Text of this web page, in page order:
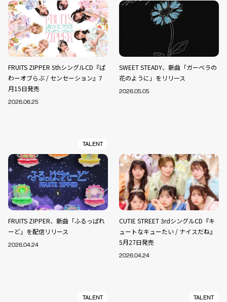
FRUITS ZIPPER 5thシングルCD『ぱ
わーオブらぶ / センセーション』7
月15日発売
2026.06.25
SWEET STEADY、新曲「ガーベラの
花のように」をリリース
2026.05.05
TALENT
FRUITS ZIPPER、新曲「ふるっぱれ
ーど」を配信リリース
2026.04.24
CUTIE STREET 3rdシングルCD『キ
ュートなキューたい / ナイスだね』
5月27日発売
2026.04.24
TALENT TALENT